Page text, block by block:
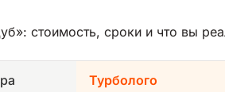
стоимость, сроки и что вы
Турболого